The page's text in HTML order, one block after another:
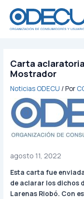
contenido
Carta aclaratoria
Mostrador
Noticias ODECU / Por
agosto 11, 2022
Esta carta fue
de aclarar los dichos
Larenas Riobó. Con